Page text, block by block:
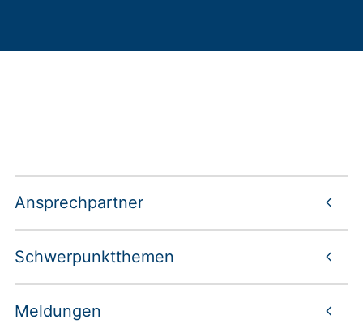
Ansprechpartner
Schwerpunktthemen
Meldungen